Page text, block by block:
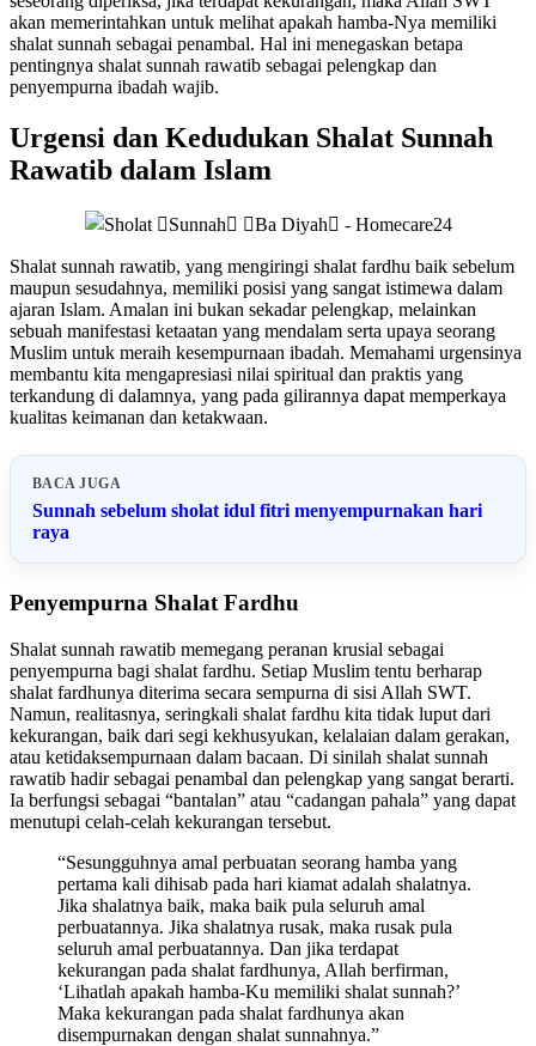
akan memerintahkan untuk melihat apakah hamba-Nya memiliki
shalat sunnah sebagai penambal. Hal ini menegaskan betapa
pentingnya shalat sunnah rawatib sebagai pelengkap dan
penyempurna ibadah wajib.
Urgensi dan Kedudukan Shalat Sunnah
Rawatib dalam Islam
Shalat sunnah rawatib, yang mengiringi shalat fardhu baik sebelum
maupun sesudahnya, memiliki posisi yang sangat istimewa dalam
ajaran Islam. Amalan ini bukan sekadar pelengkap, melainkan
sebuah manifestasi ketaatan yang mendalam serta upaya seorang
Muslim untuk meraih kesempurnaan ibadah. Memahami urgensinya
membantu kita mengapresiasi nilai spiritual dan praktis yang
terkandung di dalamnya, yang pada gilirannya dapat memperkaya
kualitas keimanan dan ketakwaan.
BACA JUGA
Sunnah sebelum sholat idul fitri menyempurnakan hari
raya
Penyempurna Shalat Fardhu
Shalat sunnah rawatib memegang peranan krusial sebagai
penyempurna bagi shalat fardhu. Setiap Muslim tentu berharap
shalat fardhunya diterima secara sempurna di sisi Allah SWT.
Namun, realitasnya, seringkali shalat fardhu kita tidak luput dari
kekurangan, baik dari segi kekhusyukan, kelalaian dalam gerakan,
atau ketidaksempurnaan dalam bacaan. Di sinilah shalat sunnah
rawatib hadir sebagai penambal dan pelengkap yang sangat berarti.
Ia berfungsi sebagai “bantalan” atau “cadangan pahala” yang dapat
menutupi celah-celah kekurangan tersebut.
“Sesungguhnya amal perbuatan seorang hamba yang
pertama kali dihisab pada hari kiamat adalah shalatnya.
Jika shalatnya baik, maka baik pula seluruh amal
perbuatannya. Jika shalatnya rusak, maka rusak pula
seluruh amal perbuatannya. Dan jika terdapat
kekurangan pada shalat fardhunya, Allah berfirman,
‘Lihatlah apakah hamba-Ku memiliki shalat sunnah?’
Maka kekurangan pada shalat fardhunya akan
disempurnakan dengan shalat sunnahnya.”